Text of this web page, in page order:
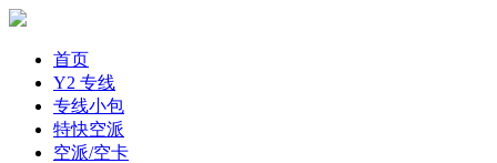
首页
Y2 专线
专线小包
特快空派
空派/空卡